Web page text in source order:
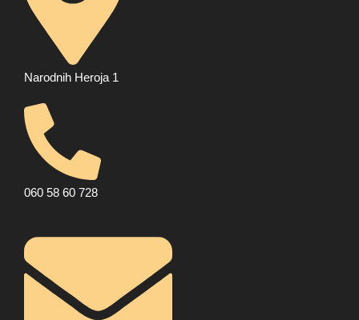
Narodnih Heroja 1
060 58 60 728